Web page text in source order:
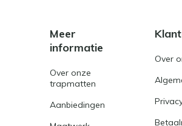
Meer
informatie
Over onze
trapmatten
Aanbiedingen
Over